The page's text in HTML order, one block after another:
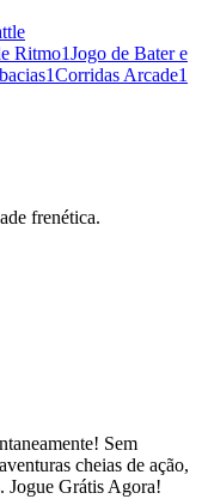
Ritmo1Jogo de Bater e
1Corridas Arcade1
frenética.
Sem
cheias de ação,
Jogue Grátis Agora!